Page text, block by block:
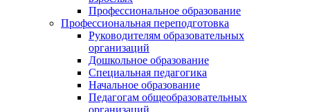
Профессиональное образование
Профессиональная переподготовка
Руководителям образовательных
организаций
Дошкольное образование
Специальная педагогика
Начальное образование
Педагогам общеобразовательных
организаций